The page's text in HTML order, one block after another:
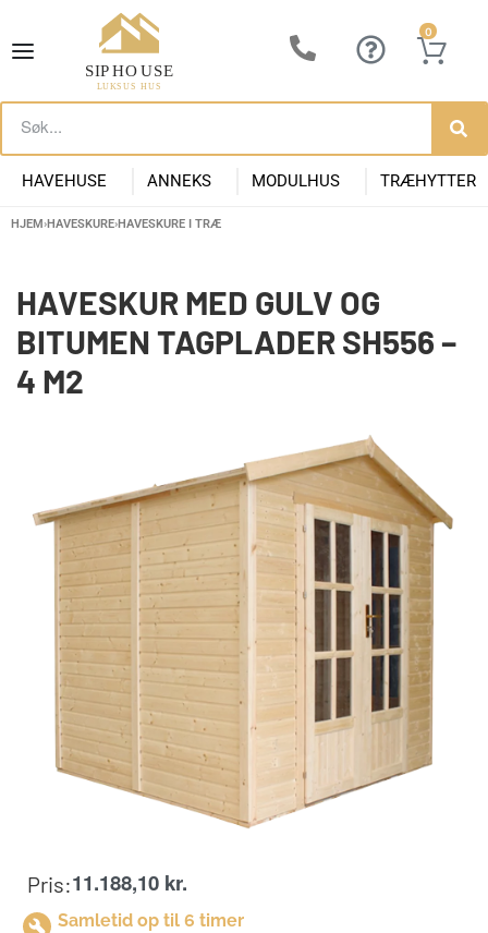
0
HAVEHUSE
Lille Havehus i Træ Have Anneks
ANNEKS
Luksus Anneks
MODULHUS TRÆHYTTER
HJEM›HAVESKURE›HAVESKURE I TRÆ
HAVESKUR MED GULV OG
BITUMEN TAGPLADER SH556 –
4 M2
Pris:11.188,10 kr.
Samletid op til 6 timer